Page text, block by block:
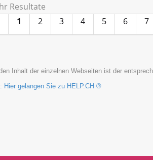
Resultate
1 2 3 4 5 6 7
Inhalt der einzelnen Webseiten ist der
Hier gelangen Sie zu HELP.CH ®